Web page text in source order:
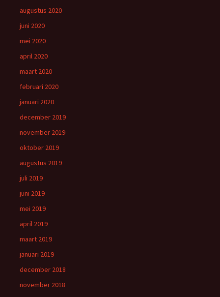
augustus 2020
juni 2020
mei 2020
april 2020
maart 2020
februari 2020
januari 2020
december 2019
november 2019
oktober 2019
augustus 2019
juli 2019
juni 2019
mei 2019
april 2019
maart 2019
januari 2019
december 2018
november 2018